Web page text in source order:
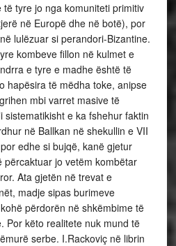
tyre jo nga komuniteti primitiv
në Europë dhe në botë), por
lulëzuar si perandori-Bizantine.
kombeve fillon në kulmet e
e tyre e madhe është të
hapësira të mëdha toke, anipse
mbi varret masive të
sistematikisht e ka fshehur faktin
në Ballkan në shekullin e VII
edhe si bujqë, kanë gjetur
jo vetëm kombëtar
Ata gjetën në trevat e
madje sipas burimeve
përdorën në shkëmbime të
Por këto realitete nuk mund të
serbe. I.Rackoviç në librin